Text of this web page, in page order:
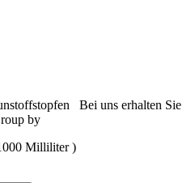
Bei uns erhalten Sie
by
Milliliter )